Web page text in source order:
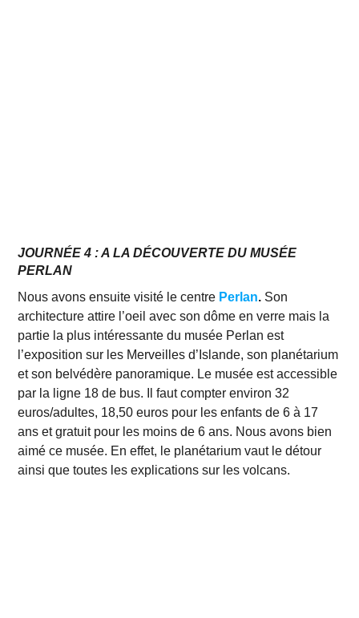
JOURNÉE 4 : A LA DÉCOUVERTE DU MUSÉE
PERLAN
Nous avons ensuite visité le centre Perlan. Son
architecture attire l’oeil avec son dôme en verre mais la
partie la plus intéressante du musée Perlan est
l’exposition sur les Merveilles d’Islande, son planétarium
et son belvédère panoramique. Le musée est accessible
par la ligne 18 de bus. Il faut compter environ 32
euros/adultes, 18,50 euros pour les enfants de 6 à 17
ans et gratuit pour les moins de 6 ans. Nous avons bien
aimé ce musée. En effet, le planétarium vaut le détour
ainsi que toutes les explications sur les volcans.